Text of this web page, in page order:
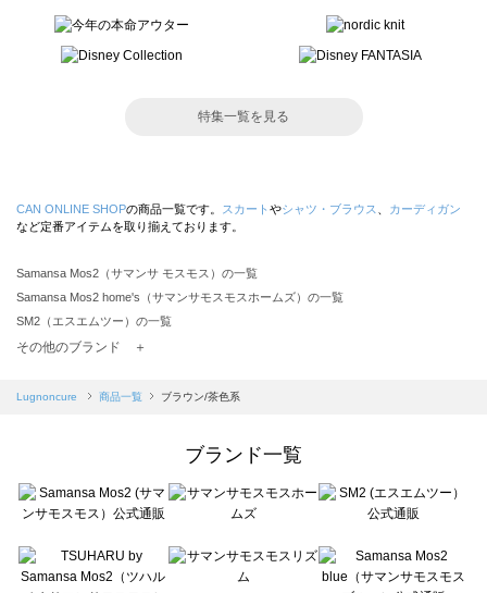
特集一覧を見る
CAN ONLINE SHOPの商品一覧です。 スカート やシャツ・ブラウス
カーディガン
など定番アイテムを取り揃えております。
Samansa Mos2（サマンサ モスモス）の一覧
Samansa Mos2 home's（サマンサモスモスホームズ）の一覧
SM2（エスエムツー）の一覧
TSUHARU by Samansa Mos2（ツハルバイサマンサモスモス）の一覧
Samansa Mos2 blue（サマンサモスモス ブルー）の一覧
Te chichi（テチチ）の一覧
Te chichi CLASSIC（テチチ クラシック）の一覧
Lugnoncure（ルノンキュール）の一覧
BETTY'S BLUE（べティーズブルー）の一覧
その他のブランド ＋
Lugnoncure 商品一覧 ブラウン/茶色系
ブランド一覧